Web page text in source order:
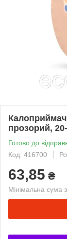
прозорий,
Готово до
Код: 416700
63,85 ₴
Мінімальна сума